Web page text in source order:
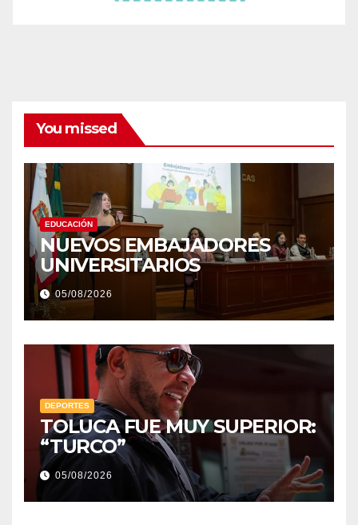
You missed
EDUCACIÓN
NUEVOS EMBAJADORES
UNIVERSITARIOS
05/08/2026
DEPORTES
TOLUCA FUE MUY SUPERIOR:
“TURCO”
05/08/2026